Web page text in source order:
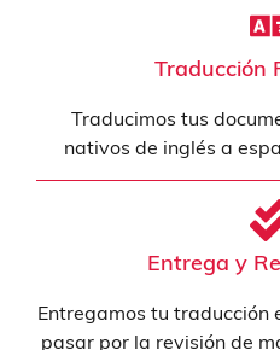
Traducción
Traducimos tus
nativos de inglés a
Entrega y
Entregamos tu traducción
pasar por la revisión de